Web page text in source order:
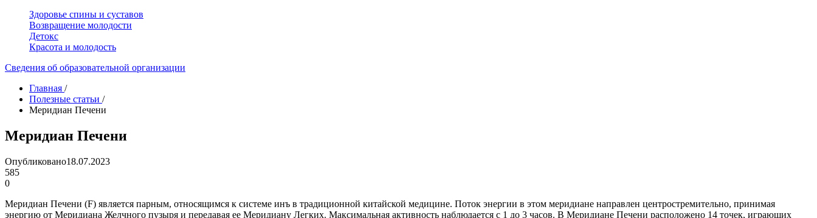
Здоровье спины и суставов
Возвращение молодости
Детокс
Красота и молодость
Сведения об образовательной организации
Главная /
Полезные статьи /
Меридиан Печени
Меридиан Печени
Опубликовано18.07.2023
585
0
Меридиан Печени (F) является парным, относящимся к системе инъ в традиционной китайской медицине. Поток энергии в этом меридиане направлен центростремительно, принимая
энергию от Меридиана Желчного пузыря и передавая ее Меридиану Легких. Максимальная активность наблюдается с 1 до 3 часов. В Меридиане Печени расположено 14 точек, играющих